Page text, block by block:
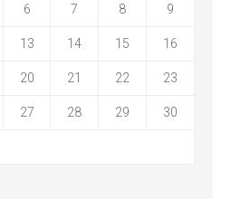
6 7 8 9
13 14 15 16
20 21 22 23
27 28 29 30